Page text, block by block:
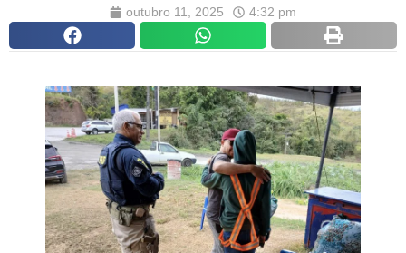
outubro 11, 2025
4:32 pm